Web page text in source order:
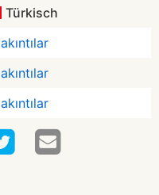
Türkisch
akıntılar
akıntılar
akıntılar